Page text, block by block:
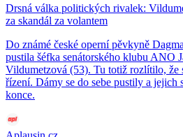
Drsná válka politických rivalek:
za skandál za volantem
Do známé české operní pěvkyně
pustila šéfka senátorského klubu ANO
Vildumetzová (53). Tu totiž rozlítilo, že
řízení. Dámy se do sebe pustily a jejich
konce.